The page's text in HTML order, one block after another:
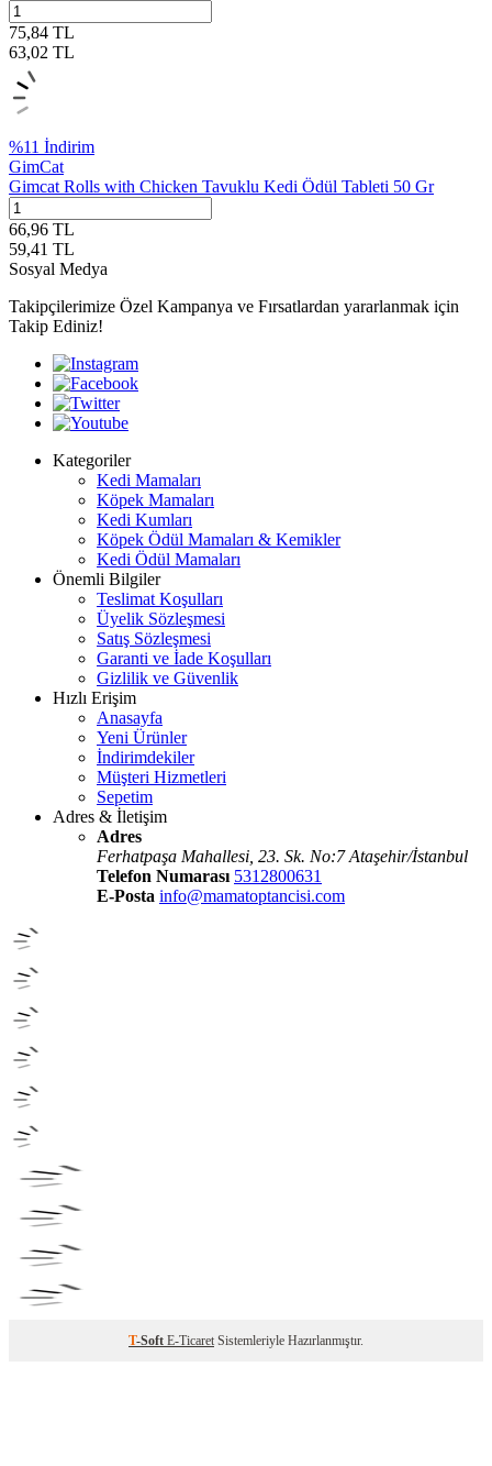
75,84 TL
63,02 TL
%11 İndirim
GimCat
Gimcat Rolls with Chicken Tavuklu Kedi Ödül Tableti 50 Gr
66,96 TL
59,41 TL
Sosyal Medya
Takipçilerimize Özel Kampanya ve Fırsatlardan yararlanmak için
Takip Ediniz!
Kategoriler
Kedi Mamaları
Köpek Mamaları
Kedi Kumları
Köpek Ödül Mamaları & Kemikler
Kedi Ödül Mamaları
Önemli Bilgiler
Teslimat Koşulları
Üyelik Sözleşmesi
Satış Sözleşmesi
Garanti ve İade Koşulları
Gizlilik ve Güvenlik
Hızlı Erişim
Anasayfa
Yeni Ürünler
İndirimdekiler
Müşteri Hizmetleri
Sepetim
Adres & İletişim
Adres
Ferhatpaşa Mahallesi, 23. Sk. No:7 Ataşehir/İstanbul
Telefon Numarası 5312800631
E-Posta info@mamatoptancisi.com
T-Soft E-Ticaret Sistemleriyle Hazırlanmıştır.